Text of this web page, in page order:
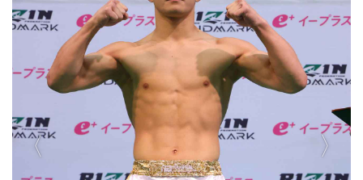
炎と診断されドクターストップとなり
ました。よって、ヴガール・ケラモフ
vs. 松嶋こよみの試合は中止となりま
す。
この試合をご期待いただいたファンの
方々には謹ん...